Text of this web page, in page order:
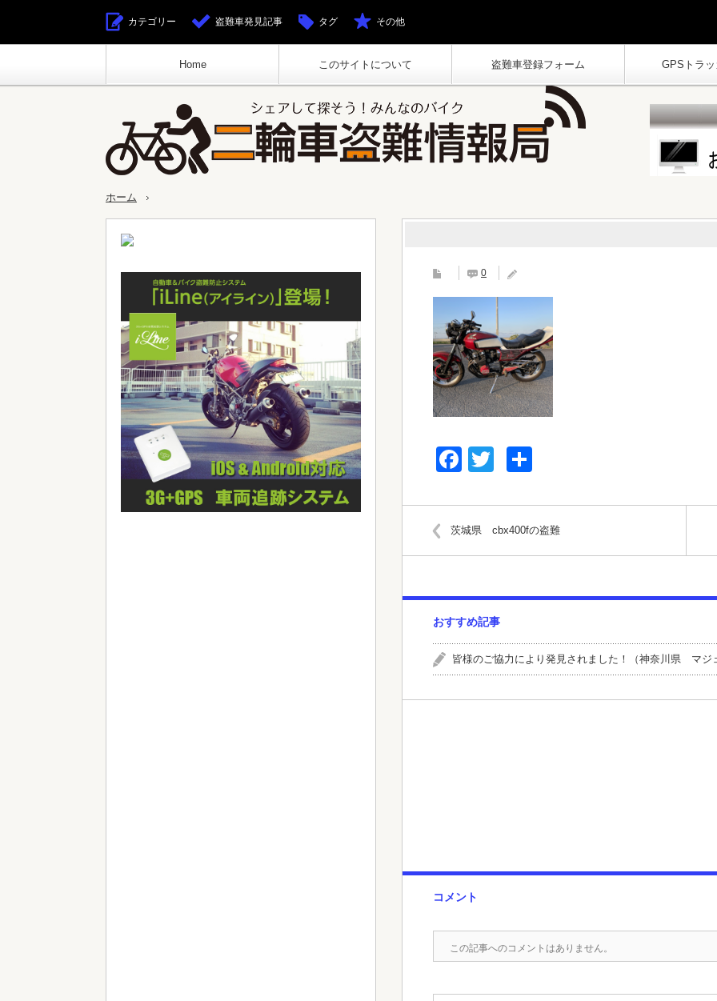
Home このサイトについて 盗難車登録フォーム GPSトラ
カテゴリー 盗難車発見記事 タグ その他
ホーム
0
Facebook
Twitter
茨城県 cbx400fの盗難
おすすめ記事
皆様のご協力により発見されました！（神奈川県 マジ
コメント
この記事へのコメントはありません。